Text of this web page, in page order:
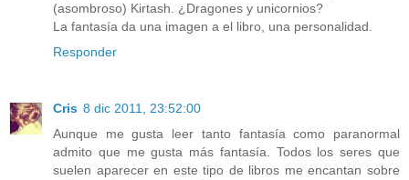
(asombroso) Kirtash. ¿Dragones y unicornios?
La fantasía da una imagen a el libro, una personalidad.
Responder
Cris 8 dic 2011, 23:52:00
Aunque me gusta leer tanto fantasía como paranormal
admito que me gusta más fantasía. Todos los seres que
suelen aparecer en este tipo de libros me encantan sobre